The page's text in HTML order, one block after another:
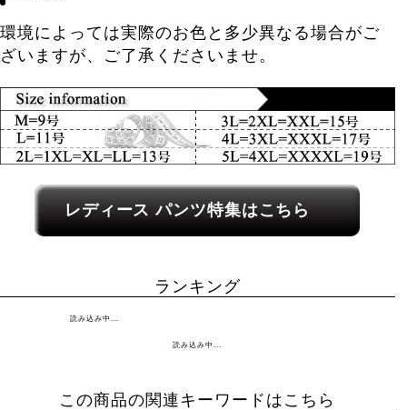
環境によっては実際のお色と多少異なる場合がご
ざいますが、ご了承くださいませ。
レディース関連カテゴリーへのリンク
レディース パンツ特集はこちら
ランキング
読み込み中...
読み込み中...
この商品の関連キーワードはこちら